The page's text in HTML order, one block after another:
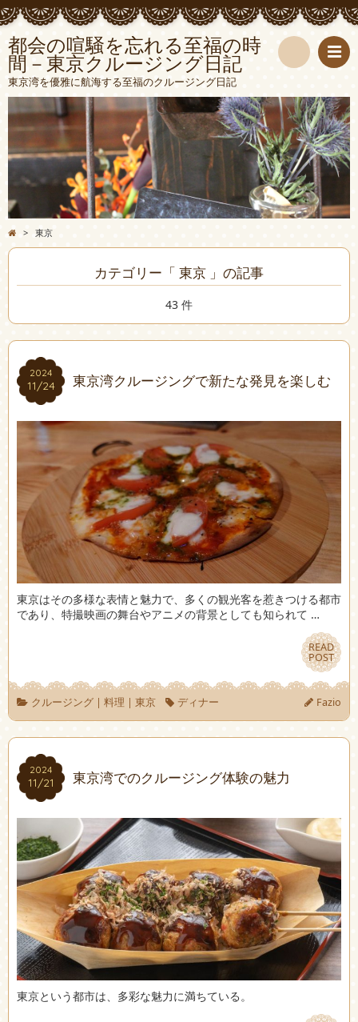
都会の喧騒を忘れる至福の時
間－東京クルージング日記
東京湾を優雅に航海する至福のクルージング日記
索
> 東京
カテゴリー「 東京 」の記事
43 件
2024
11/24
2024
11/24 東京湾クルージングで新たな発見を楽しむ
東京はその多様な表情と魅力で、多くの観光客を惹きつける都市
であり、特撮映画の舞台やアニメの背景としても知られて …
READ
POST
READ
POST
クルージング| 料理 | 東京 ディナー Fazio
2024
11/21
2024
11/21 東京湾でのクルージング体験の魅力
東京という都市は、多彩な魅力に満ちている。